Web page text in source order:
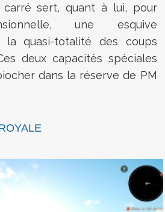
sert, quant à lui, pour
une esquive
la quasi-totalité des coups
deux capacités spéciales
dans la réserve de PM